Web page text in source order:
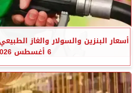
أسعار البنزين والسولار والغاز
6 أغسطس 2026